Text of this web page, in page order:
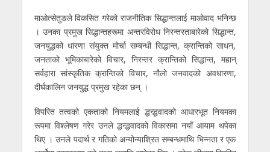
माओत्सेतुङले विकसित गरेको राजनीतिक सिद्धान्तलाई माओवाद भनिन्छ
। उनका प्रमुख सिद्धान्तहरूमा अन्तरविरोध निरन्तरताबारेको सिद्धान्त,
जनयुद्धको धारणा संयुक्त मोर्चा सम्बन्धी सिद्धान्त, क्रान्तिको साधन,
जनताको भूमिकाबारेको विचार, निरन्तर क्रान्तिको सिद्धान्त, महान्
सर्वहारा सांस्कृतिक क्रान्तिको विचार, नौलो जनवादको अवधारणा,
दीर्घकालिन जनयुद्ध प्रमुख रहेका छन् ।
विपरित तत्वको एकताको नियमलाई द्धन्द्धवादको आधारभूत नियमका
रूपमा विश्लेषण गरेर उनले द्धन्द्धवादको विकासमा नयाँ आयाम थपेका
थिए । उनले पदार्थ र गतिको अन्योन्याश्रित सम्बन्धमाथि भिन्नता र एक